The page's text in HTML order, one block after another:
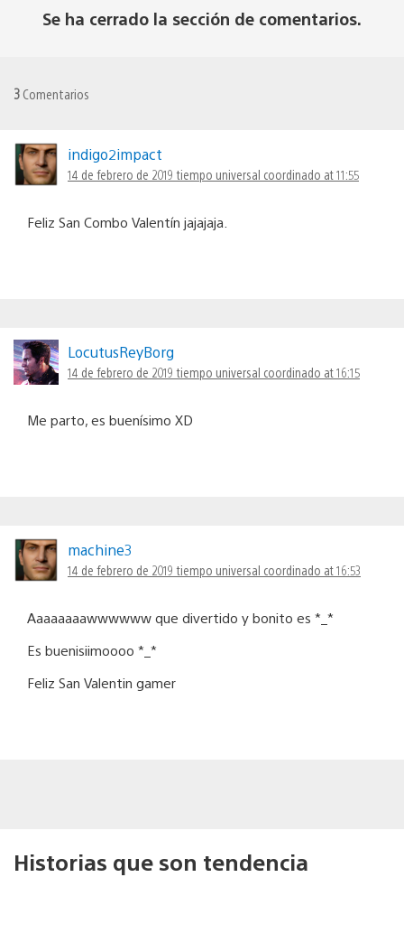
Se ha cerrado la sección de comentarios.
3 Comentarios
indigo2impact
14 de febrero de 2019 tiempo universal coordinado at 11:55
Feliz San Combo Valentín jajajaja.
LocutusReyBorg
14 de febrero de 2019 tiempo universal coordinado at 16:15
Me parto, es buenísimo XD
machine3
14 de febrero de 2019 tiempo universal coordinado at 16:53
Aaaaaaaawwwwww que divertido y bonito es *_*
Es buenisiimoooo *_*
Feliz San Valentin gamer
Historias que son tendencia